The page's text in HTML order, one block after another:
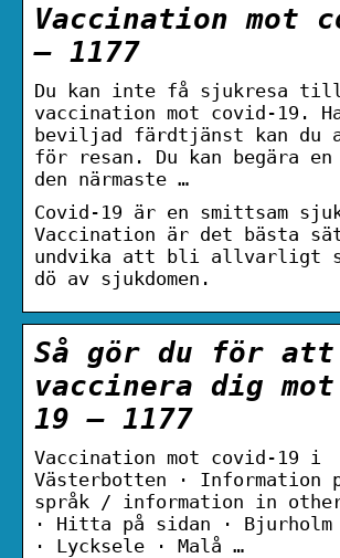
Vaccination mot
– 1177
Du kan inte få sjukresa till
vaccination mot covid-19.
beviljad färdtjänst kan du
för resan. Du kan begära
den närmaste …
Covid-19 är en smittsam
Vaccination är det bästa
undvika att bli allvarligt
dö av sjukdomen.
Så gör du för att
vaccinera dig
19 – 1177
Vaccination mot covid-19 i
Västerbotten · Information
språk / information in other
· Hitta på sidan · Bjurholm
· Lycksele · Malå …